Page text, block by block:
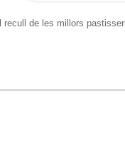
recull de les millors